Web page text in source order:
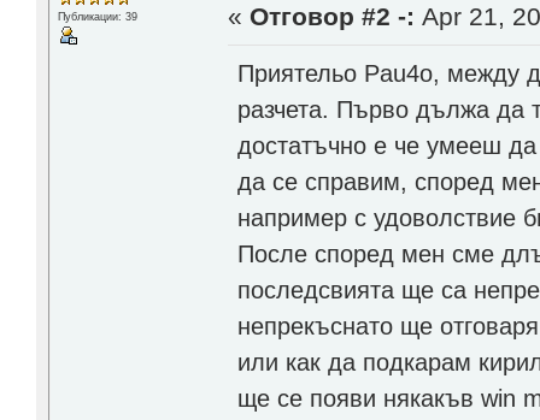
Публикации: 39 « Отговор #2 -: Apr 21,
Приятельо Pau4o, между
разчета. Първо дължа да
достатъчно е че умееш
да се справим, според
например с удоволствие
После според мен сме
последсвията ще са
непрекъснато ще
или как да подкарам
ще се появи някакъв win